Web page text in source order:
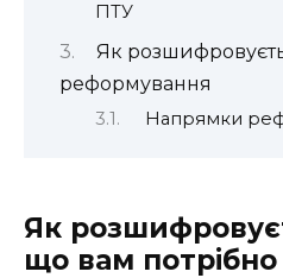
ПТУ
Як
реформування
Напрямки
Як
що вам потрібно